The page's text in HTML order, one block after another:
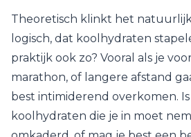
Theoretisch klinkt het
logisch, dat koolhydraten
praktijk ook zo? Vooral als je
marathon, of langere afstand
best intimiderend overkomen.
koolhydraten die je in moet